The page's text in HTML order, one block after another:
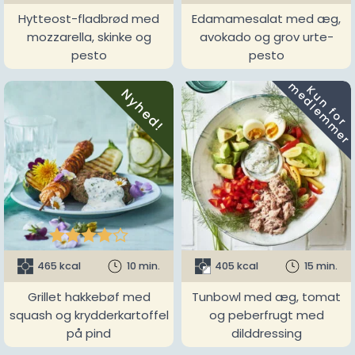
Hytteost-fladbrød med
mozzarella, skinke og
pesto
Edamamesalat med æg,
avokado og grov urte-
pesto
Nyhed!

465 kcal 10 min.
Grillet hakkebøf med
squash og krydderkartoffel
på pind
K
u
n
f
o
r
m
e
d
l
e
m
m
e
r
405 kcal 15 min.
Tunbowl med æg, tomat
og peberfrugt med
dilddressing